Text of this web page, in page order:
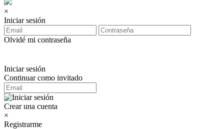
×
Iniciar sesión
Olvidé mi contraseña
Iniciar sesión
Continuar como invitado
Crear una cuenta
×
Registrarme